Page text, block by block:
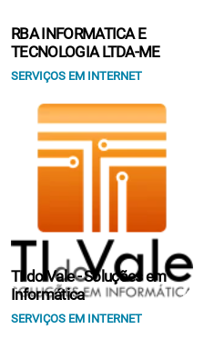
RBA INFORMATICA E
TECNOLOGIA LTDA-ME
SERVIÇOS EM INTERNET
TI do Vale - Soluções em
Informática
SERVIÇOS EM INTERNET